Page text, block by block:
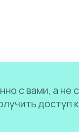
с вами, а не
доступ